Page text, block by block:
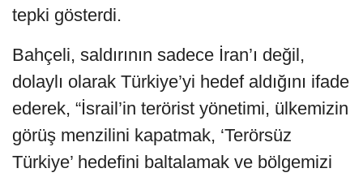
tepki gösterdi.
Bahçeli, saldırının sadece İran’ı değil,
dolaylı olarak Türkiye’yi hedef aldığını ifade
ederek, “İsrail’in terörist yönetimi, ülkemizin
görüş menzilini kapatmak, ‘Terörsüz
Türkiye’ hedefini baltalamak ve bölgemizi